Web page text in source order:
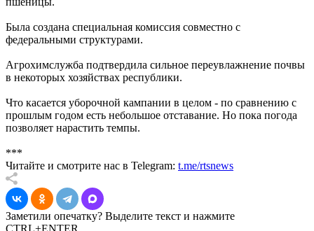
Была создана специальная комиссия совместно с
федеральными структурами.
Агрохимслужба подтвердила сильное переувлажнение почвы
в некоторых хозяйствах республики.
Что касается уборочной кампании в целом - по сравнению с
прошлым годом есть небольшое отставание. Но пока погода
позволяет нарастить темпы.
***
Читайте и смотрите нас в Telegram: t.me/rtsnews
Заметили опечатку? Выделите текст и нажмите